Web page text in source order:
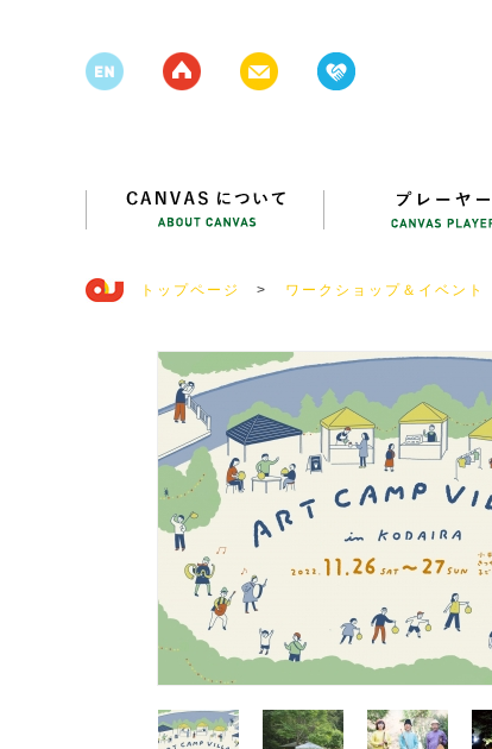
トップページ > ワークショップ＆イベント